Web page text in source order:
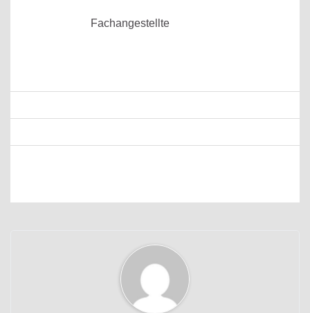
Fachangestellte